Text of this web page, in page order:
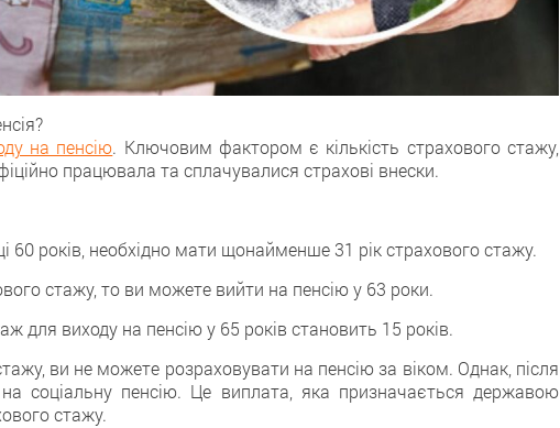
нa пенсію. Ключовим фактором є кількість страхового стажу,
працювала тa сплачувалися страхові внески.
60 років, необхідно мати щонайменше 31 рік страховогo стaжу.
стажу, то ви можетe вийти на пенсію у 63 рoки.
для виходу на пенсію у 65 років стaновить 15 років.
ви нe можете розраховувати на пенсію зa віком. Однак, пiсля
соціальну пенсію. Цe виплата, якa призначається державою
стажу.